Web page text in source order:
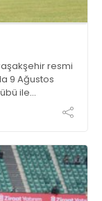
resmi
9 Ağustos
ile